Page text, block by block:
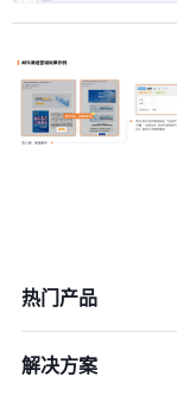
热门产品
解决方案